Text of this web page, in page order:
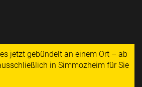
jetzt gebündelt an einem Ort – ab
in Simmozheim für Sie